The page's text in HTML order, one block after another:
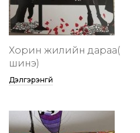
Хорин жилийн дараа(
шинэ)
Дэлгэрэнгүй